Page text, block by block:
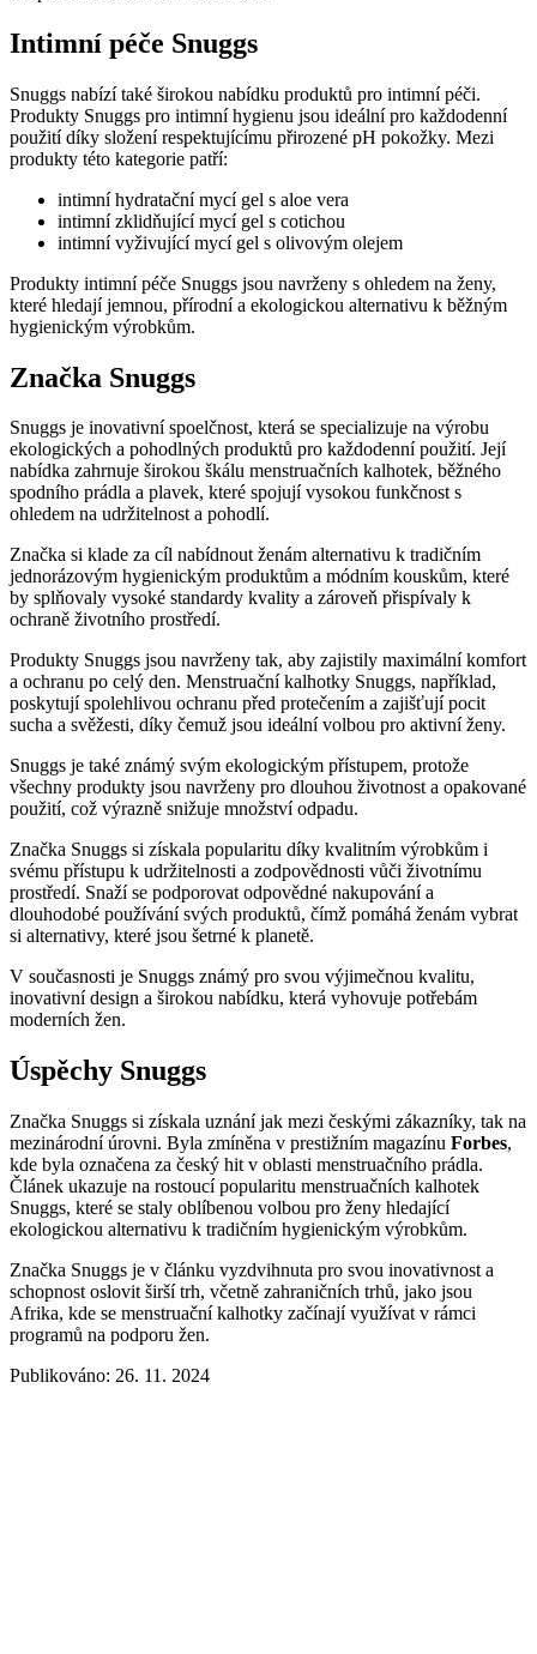
Intimní péče Snuggs
Snuggs nabízí také širokou nabídku produktů pro intimní péči.
Produkty Snuggs pro intimní hygienu jsou ideální pro každodenní
použití díky složení respektujícímu přirozené pH pokožky. Mezi
produkty této kategorie patří:
intimní hydratační mycí gel s aloe vera
intimní zklidňující mycí gel s cotichou
intimní vyživující mycí gel s olivovým olejem
Produkty intimní péče Snuggs jsou navrženy s ohledem na ženy,
které hledají jemnou, přírodní a ekologickou alternativu k běžným
hygienickým výrobkům.
Značka Snuggs
Snuggs je inovativní spoelčnost, která se specializuje na výrobu
ekologických a pohodlných produktů pro každodenní použití. Její
nabídka zahrnuje širokou škálu menstruačních kalhotek, běžného
spodního prádla a plavek, které spojují vysokou funkčnost s
ohledem na udržitelnost a pohodlí.
Značka si klade za cíl nabídnout ženám alternativu k tradičním
jednorázovým hygienickým produktům a módním kouskům, které
by splňovaly vysoké standardy kvality a zároveň přispívaly k
ochraně životního prostředí.
Produkty Snuggs jsou navrženy tak, aby zajistily maximální komfort
a ochranu po celý den. Menstruační kalhotky Snuggs, například,
poskytují spolehlivou ochranu před protečením a zajišťují pocit
sucha a svěžesti, díky čemuž jsou ideální volbou pro aktivní ženy.
Snuggs je také známý svým ekologickým přístupem, protože
všechny produkty jsou navrženy pro dlouhou životnost a opakované
použití, což výrazně snižuje množství odpadu.
Značka Snuggs si získala popularitu díky kvalitním výrobkům i
svému přístupu k udržitelnosti a zodpovědnosti vůči životnímu
prostředí. Snaží se podporovat odpovědné nakupování a
dlouhodobé používání svých produktů, čímž pomáhá ženám vybrat
si alternativy, které jsou šetrné k planetě.
V současnosti je Snuggs známý pro svou výjimečnou kvalitu,
inovativní design a širokou nabídku, která vyhovuje potřebám
moderních žen.
Úspěchy Snuggs
Značka Snuggs si získala uznání jak mezi českými zákazníky, tak na
mezinárodní úrovni. Byla zmíněna v prestižním magazínu Forbes,
kde byla označena za český hit v oblasti menstruačního prádla.
Článek ukazuje na rostoucí popularitu menstruačních kalhotek
Snuggs, které se staly oblíbenou volbou pro ženy hledající
ekologickou alternativu k tradičním hygienickým výrobkům.
Značka Snuggs je v článku vyzdvihnuta pro svou inovativnost a
schopnost oslovit širší trh, včetně zahraničních trhů, jako jsou
Afrika, kde se menstruační kalhotky začínají využívat v rámci
programů na podporu žen.
Publikováno: 26. 11. 2024